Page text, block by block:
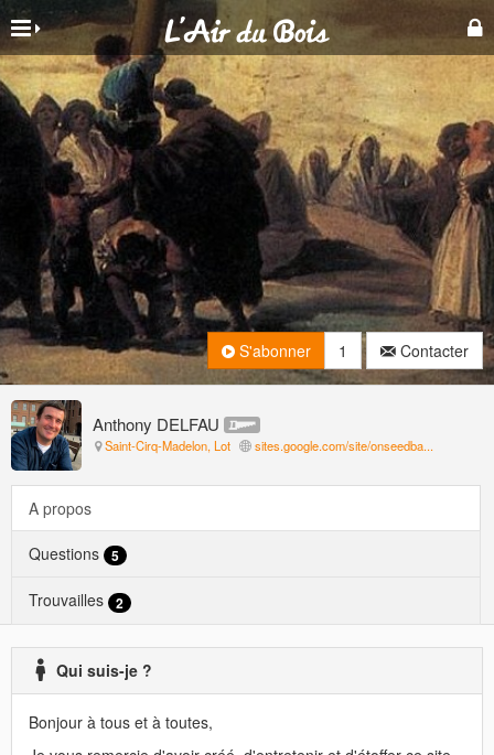
Anthony DELFAU
Saint-Cirq-Madelon, Lot sites.google.com/site/onseedba...
S'abonner 1 Contacter
A propos
Questions 5
Trouvailles 2
Qui suis-je ?
Bonjour à tous et à toutes,